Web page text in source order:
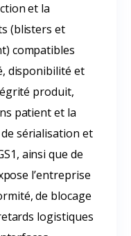
et la
(blisters et
compatibles
disponibilité et
produit,
patient et la
de sérialisation et
ainsi que de
l’entreprise
de blocage
logistiques